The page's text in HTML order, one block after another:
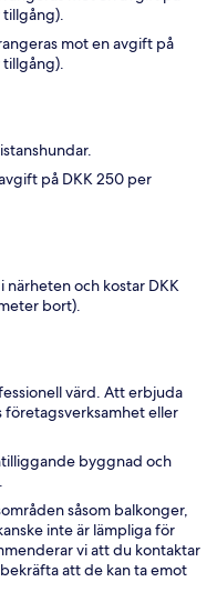
tillgång).
mot en avgift på
tillgång).
på DKK 250 per
närheten och kostar DKK
bort).
värd. Att erbjuda
eller
byggnad och
såsom balkonger,
inte är lämpliga för
vi att du kontaktar
att de kan ta emot